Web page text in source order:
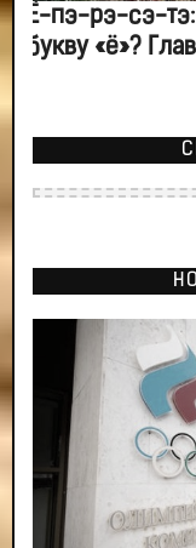
Ё-пэ-рэ-сэ-тэ:
букву «ё»?